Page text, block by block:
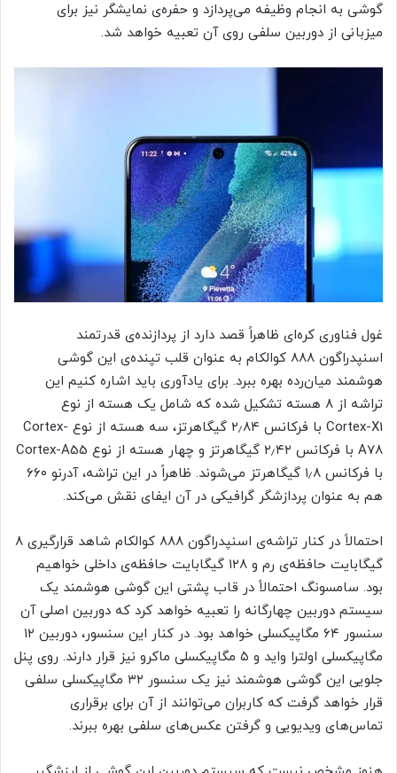
گوشی به انجام وظیفه می‌پردازد و حفره‌ی نمایشگر نیز برای
میزبانی از دوربین سلفی روی آن تعبیه خواهد شد.
غول فناوری کره‌ای ظاهراً قصد دارد از پردازنده‌ی قدرتمند
اسنپدراگون ۸۸۸ کوالکام به عنوان قلب تپنده‌ی این گوشی
هوشمند میان‌رده بهره ببرد. برای یادآوری باید اشاره کنیم این
تراشه از ۸ هسته تشکیل شده که شامل یک هسته از نوع
Cortex-X1 با فرکانس ۲٫۸۴ گیگاهرتز، سه هسته از نوع Cortex-
A78 با فرکانس ۲٫۴۲ گیگاهرتز و چهار هسته از نوع Cortex-A55
با فرکانس ۱٫۸ گیگاهرتز می‌شوند. ظاهراً در این تراشه، آدرنو ۶۶۰
هم به عنوان پردازشگر گرافیکی در آن ایفای نقش می‌کند.
احتمالاً در کنار تراشه‌ی اسنپدراگون ۸۸۸ کوالکام شاهد قرارگیری ۸
گیگابایت حافظه‌ی رم و ۱۲۸ گیگابایت حافظه‌ی داخلی خواهیم
بود. سامسونگ احتمالاً در قاب پشتی این گوشی هوشمند یک
سیستم دوربین چهارگانه را تعبیه خواهد کرد که دوربین اصلی آن
سنسور ۶۴ مگاپیکسلی خواهد بود. در کنار این سنسور، دوربین ۱۲
مگاپیکسلی اولترا واید و ۵ مگاپیکسلی ماکرو نیز قرار دارند. روی پنل
جلویی این گوشی هوشمند نیز یک سنسور ۳۲ مگاپیکسلی سلفی
قرار خواهد گرفت که کاربران می‌توانند از آن برای برقراری
تماس‌های ویدیویی و گرفتن عکس‌های سلفی بهره ببرند.